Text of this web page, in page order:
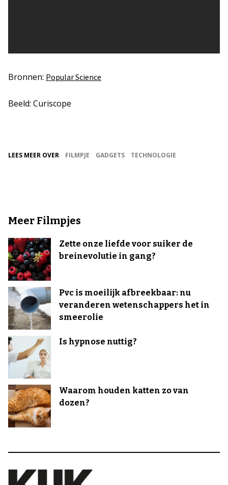
Bronnen: Popular Science
Beeld: Curiscope
LEES MEER OVER FILMPJE GADGETS TECHNOLOGIE
Meer Filmpjes
Zette onze liefde voor suiker de
breinevolutie in gang?
Pvc is moeilijk afbreekbaar: nu
veranderen wetenschappers het in
smeerolie
Is hypnose nuttig?
Waarom houden katten zo van
dozen?